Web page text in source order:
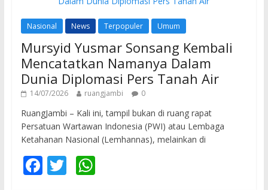
Nasional News Terpopuler Umum
Mursyid Yusmar Sonsang Kembali
Mencatatkan Namanya Dalam
Dunia Diplomasi Pers Tanah Air
14/07/2026 ruangjambi 0
RuangJambi – Kali ini, tampil bukan di ruang rapat
Persatuan Wartawan Indonesia (PWI) atau Lembaga
Ketahanan Nasional (Lemhannas), melainkan di
F T W